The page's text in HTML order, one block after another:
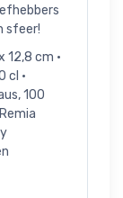
sfeer!
12,8 cm •
cl •
100